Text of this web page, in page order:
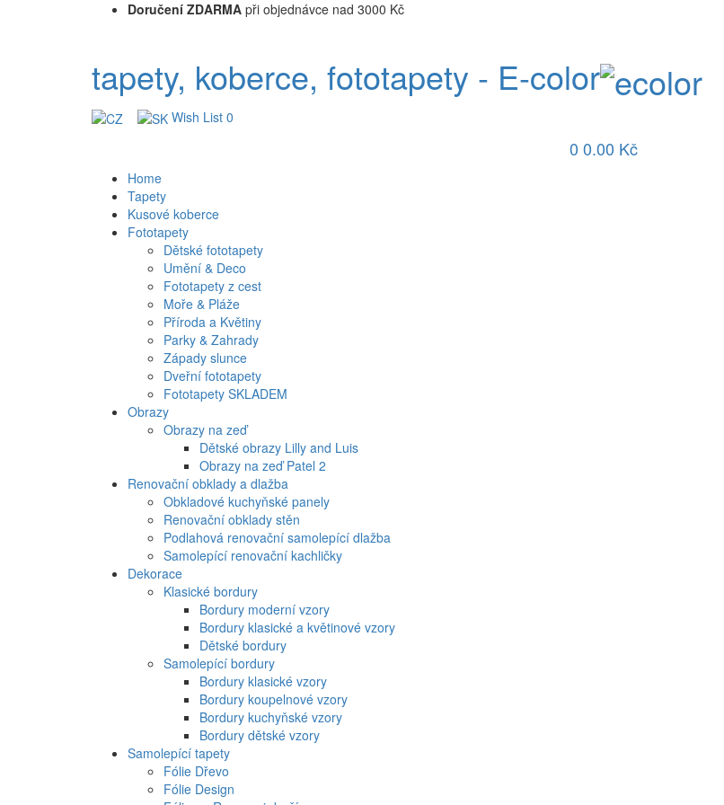
Doručení ZDARMA při objednávce nad 3000 Kč
tapety, koberce, fototapety - E-color
Wish List 0
0 0.00 Kč
Home
Tapety
Kusové koberce
Fototapety
Dětské fototapety
Umění & Deco
Fototapety z cest
Moře & Pláže
Příroda a Květiny
Parky & Zahrady
Západy slunce
Dveřní fototapety
Fototapety SKLADEM
Obrazy
Obrazy na zeď
Dětské obrazy Lilly and Luis
Obrazy na zeď Patel 2
Renovační obklady a dlažba
Obkladové kuchyňské panely
Renovační obklady stěn
Podlahová renovační samolepící dlažba
Samolepící renovační kachličky
Dekorace
Klasické bordury
Bordury moderní vzory
Bordury klasické a květinové vzory
Dětské bordury
Samolepící bordury
Bordury klasické vzory
Bordury koupelnové vzory
Bordury kuchyňské vzory
Bordury dětské vzory
Samolepící tapety
Fólie Dřevo
Fólie Design